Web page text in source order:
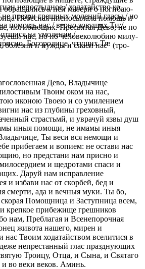
об­ра­ща­лись к ней ма­те­ри о по­ги­ба­ю­
Небес­ная нис­по­сы­ла­ла по­мощь и
по­ги­ба­ю­щих. Пре­свя­тая Де­во, не по
нас, но по че­ло­ве­ко­лю­бию ми­лу­
бо­лез­ни и нуж­ды и спа­си нас" (тро­
непостыдное,/ ходатайство ко
презри грешных молений гласы,/ но
помощь нас,/ верно зовущих Ти:/
на умоление,/
Богородице, чтущих Тя.
Дево, Владычице
Твоим оком на нас,
иконою Твоею и со умилением
нас из глубины греховный,
страстьмй, и уврачуй язвы душ
иныя помощи, не имамы иныя
Ты веси вся немощи и
прибегаем и вопием: не остави нас
но предстани нам присно и
и щедротами спаси и
Даруй нам исправление
и избави нас от скорбей, бед и
смерти, ада и вечныя муки. Ты бо,
Помощница и Заступница всем,
крепкое прибежище грешников
нам, Преблагая и Всенепорочная
живота нашего, мирен и
нас Твоим ходатайством вселитися в
непрестанный глас празднующих
Троицу, Отца, и Сына, и Святаго
во веки веков. Аминь.